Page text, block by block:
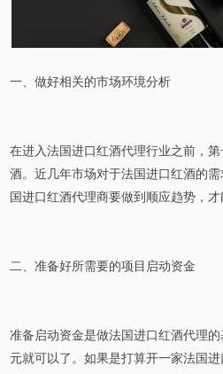
一、做好相关的市场环境分析
在进入法国进口红酒代理行业之前，
酒。近几年市场对于法国进口红酒的
国进口红酒代理商要做到顺应趋势，
二、准备好所需要的项目启动资金
准备启动资金是做法国进口红酒代理
元就可以了。如果是打算开一家法国